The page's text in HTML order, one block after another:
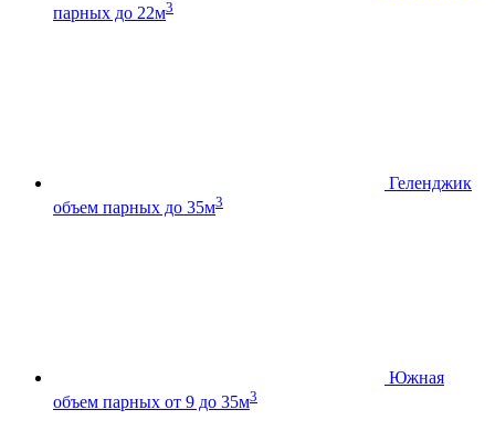
парных до 22м3
Геленджик
объем парных до 35м3
Южная
объем парных от 9 до 35м3